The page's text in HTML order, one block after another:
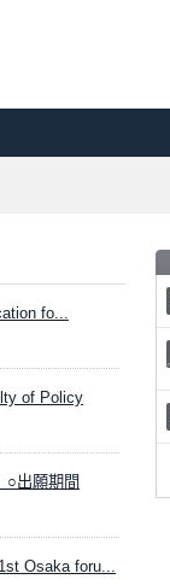
fo...
of Policy
○出願期間
Osaka foru...